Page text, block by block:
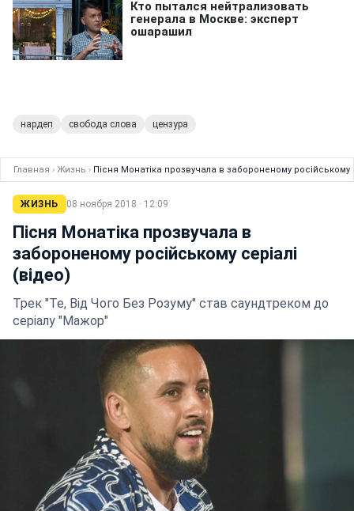
нардеп свобода слова цензура
Главная › Жизнь › Пісня Монатіка прозвучала в забороненому російському
ЖИЗНЬ 08 ноября 2018 · 12:09
Пісня Монатіка прозвучала в
забороненому російському серіалі
(відео)
Трек "Те, Від Чого Без Розуму" став саундтреком до
серіалу "Мажор"